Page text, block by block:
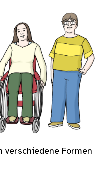
verschiedene Formen